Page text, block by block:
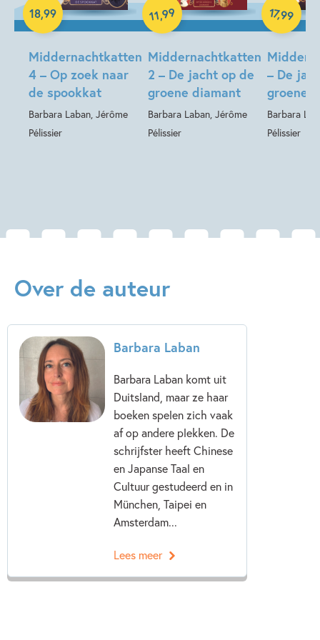
Middernachtkatten
4 – Op zoek naar
de spookkat
Barbara Laban, Jérôme
Pélissier
18,99
Hardcover
Middernachtkatten
2 – De jacht op de
groene diamant
Barbara Laban, Jérôme
Pélissier
11,99
Luisterboek
– De
groene
Barbara
Pélissier
17,99
Hardcover
Over de auteur
Barbara Laban
Barbara Laban komt uit
Duitsland, maar ze haar
boeken spelen zich vaak
af op andere plekken. De
schrijfster heeft Chinese
en Japanse Taal en
Cultuur gestudeerd en in
München, Taipei en
Amsterdam...
Lees meer